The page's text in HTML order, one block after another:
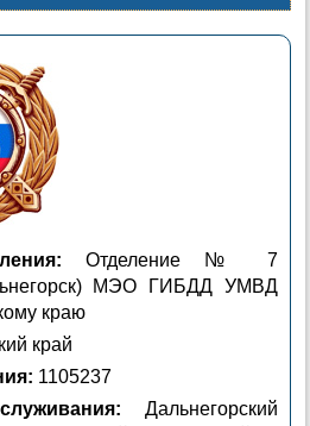
Отделение № 7
МЭО ГИБДД УМВД
краю
край
1105237
Дальнегорский